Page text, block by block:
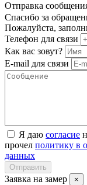
Отправка
Спасибо за
Пожалуйста,
Телефон для связи
Как вас зовут?
E-mail для связи
Я даю согласие
прочел политику в
данных
Отправить
Заявка на замер ×